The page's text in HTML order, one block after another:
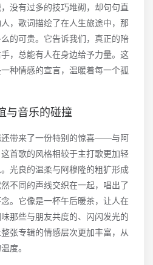
没有过多的技巧堆砌，却句句直
，歌词描绘了在人生旅途中，那
的可贵。它告诉我们，真正的陪
，总能有人在身边给予力量。这
种情感的宣言，温暖着每一个孤
与音乐的碰撞
还带来了一份特别的惊喜——与阿
首歌的风格相较于主打歌更加轻
光良的温柔与阿穆隆的粗犷形成
不同的声线交织在一起，唱出了
。它像是一杯午后暖茶，让人在
那些与朋友共度的、闪闪发光的
张专辑的情感层次更加丰富，从
度。